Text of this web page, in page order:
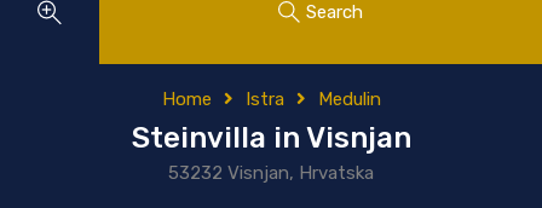
Search
Home Istra Medulin
Steinvilla in Visnjan
53232 Visnjan, Hrvatska